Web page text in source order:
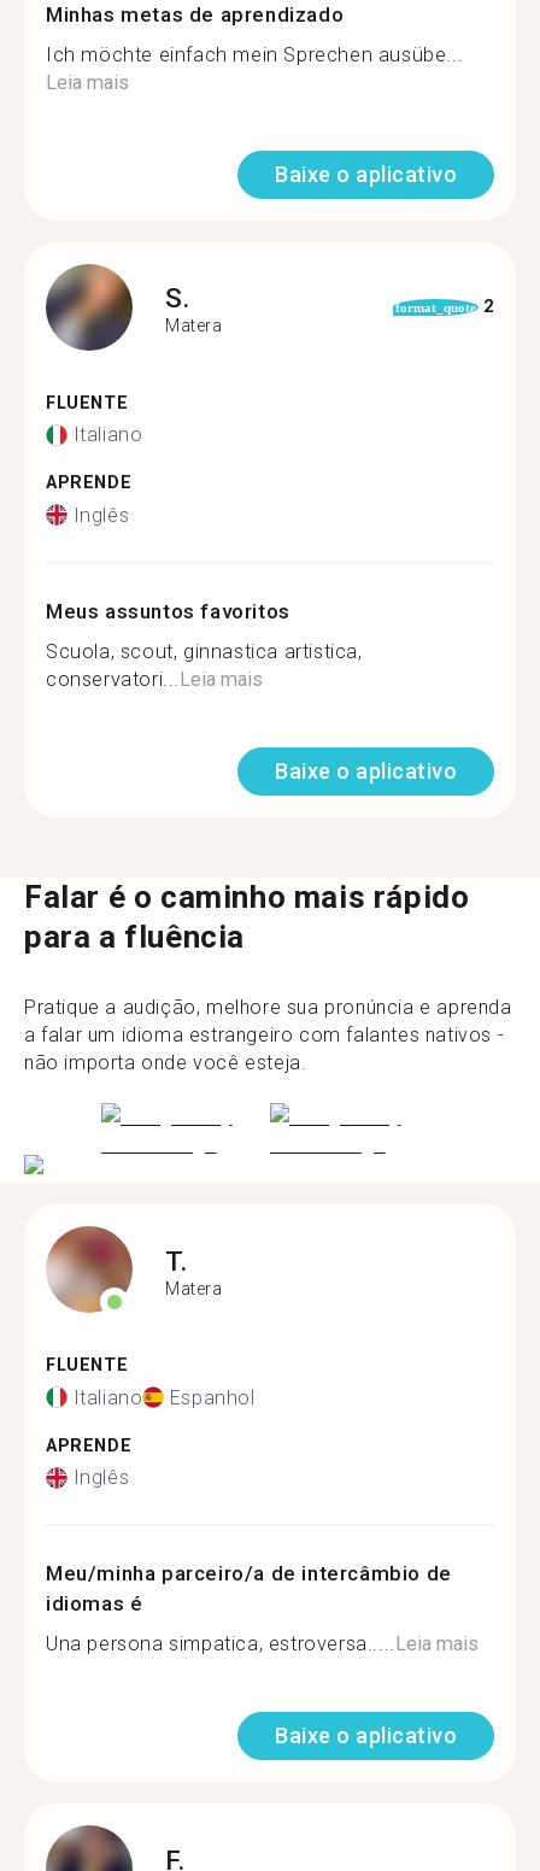
Minhas metas de aprendizado
Ich möchte einfach mein Sprechen ausübe...
Leia mais
Baixe o aplicativo
S.
Matera
format_quote 2
FLUENTE
Italiano
APRENDE
Inglês
Meus assuntos favoritos
Scuola, scout, ginnastica artistica,
conservatori... Leia mais
Baixe o aplicativo
Falar é o caminho mais rápido
para a fluência
Pratique a audição, melhore sua pronúncia e aprenda
a falar um idioma estrangeiro com falantes nativos -
não importa onde você esteja.
T.
Matera
FLUENTE
Italiano Espanhol
APRENDE
Inglês
Meu/minha parceiro/a de intercâmbio de
idiomas é
Una persona simpatica, estroversa.....Leia mais
Baixe o aplicativo
F.